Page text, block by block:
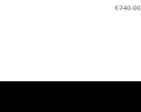
€740.00